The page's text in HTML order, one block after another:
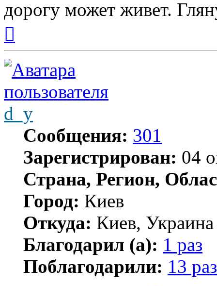
дорогу может живет.
началу
d_y
Сообщения: 301
Зарегистрирован: 04
Страна, Регион,
Город: Киев
Откуда: Киев, Украина
Благодарил (а): 1 раз
Поблагодарили: 13 раз